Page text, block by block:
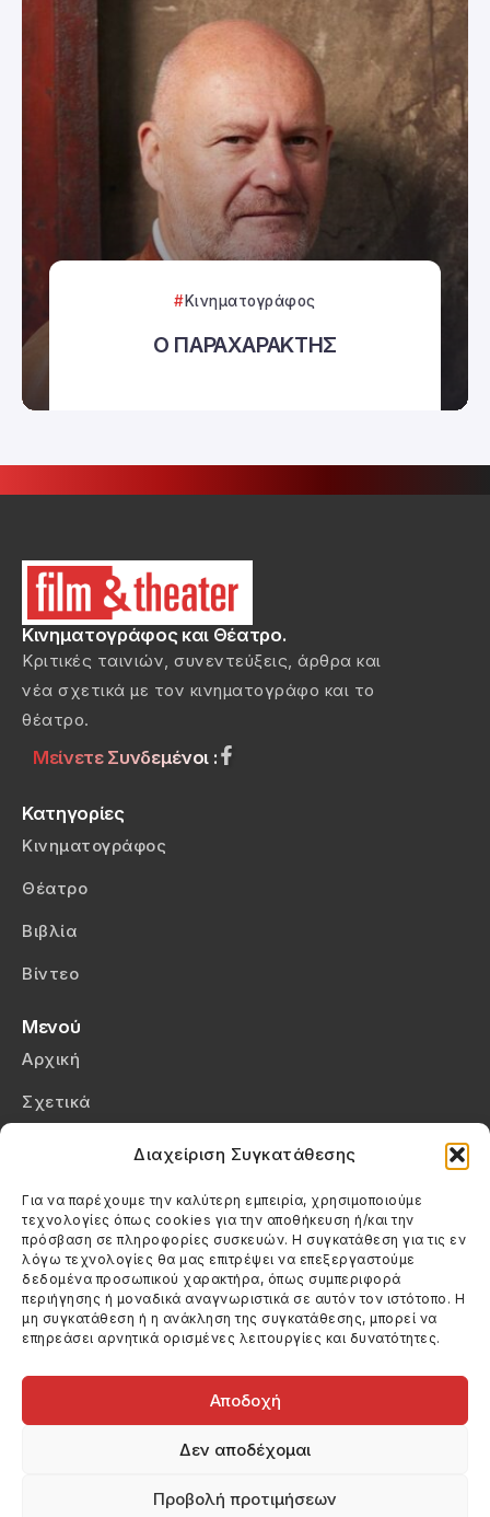
Διαχείριση Συγκατάθεσης
Για να παρέχουμε την καλύτερη εμπειρία, χρησιμοποιούμε
τεχνολογίες όπως cookies για την αποθήκευση ή/και την
πρόσβαση σε πληροφορίες συσκευών. Η συγκατάθεση για τις εν
λόγω τεχνολογίες θα μας επιτρέψει να επεξεργαστούμε
δεδομένα προσωπικού χαρακτήρα, όπως συμπεριφορά
περιήγησης ή μοναδικά αναγνωριστικά σε αυτόν τον ιστότοπο. Η
μη συγκατάθεση ή η ανάκληση της συγκατάθεσης, μπορεί να
επηρεάσει αρνητικά ορισμένες λειτουργίες και δυνατότητες.
Αποδοχή
Δεν αποδέχομαι
Προβολή προτιμήσεων
Κινηματογράφος
Ο ΠΑΡΑΧΑΡΑΚΤΗΣ
Κινηματογράφος και Θέατρο.
Κριτικές ταινιών, συνεντεύξεις, άρθρα και
νέα σχετικά με τον κινηματογράφο και το
θέατρο.
Μείνετε Συνδεμένοι :
Κατηγορίες
Κινηματογράφος
Θέατρο
Βιβλία
Βίντεο
Μενού
Αρχική
Σχετικά
Πολιτική Cookies (ΕΕ)
Στοιχεία Επικοινωνίας
Καλεσέ μας
(+30) 6974123481
Στείλε μας email
info@filmandtheater.gr
Copyright 2026 Filmandtheater / All rights reserved